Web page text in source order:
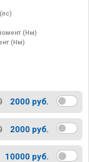
(Нм)
(Нм)
2000 руб.
2000 руб.
10000 руб.